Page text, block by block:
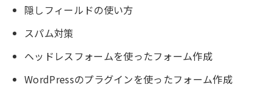
隠しフィールドの使い方
スパム対策
ヘッドレスフォームを使ったフォーム作成
WordPressのプラグインを使ったフォーム作成